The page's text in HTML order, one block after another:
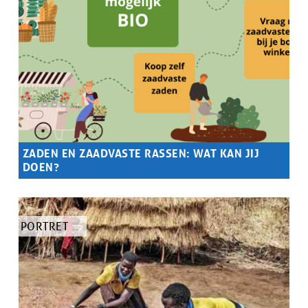
ZADEN EN ZAADVASTE RASSEN: WAT KAN JIJ
DOEN?
Maar vooral: wat kan jij doen?
TYPE
ARTIKEL
PORTRET